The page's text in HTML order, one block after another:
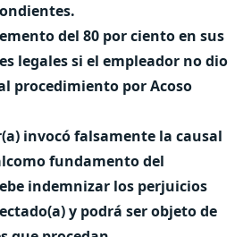
del 80 por ciento en sus
legales si el empleador no dio
procedimiento por Acoso
invocó falsamente la causal
fundamento del
indemnizar los perjuicios
y podrá ser objeto de